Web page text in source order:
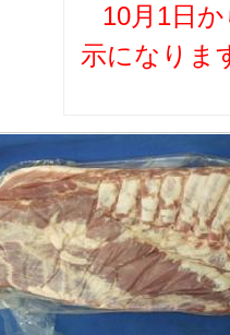
10月1日
示になりま